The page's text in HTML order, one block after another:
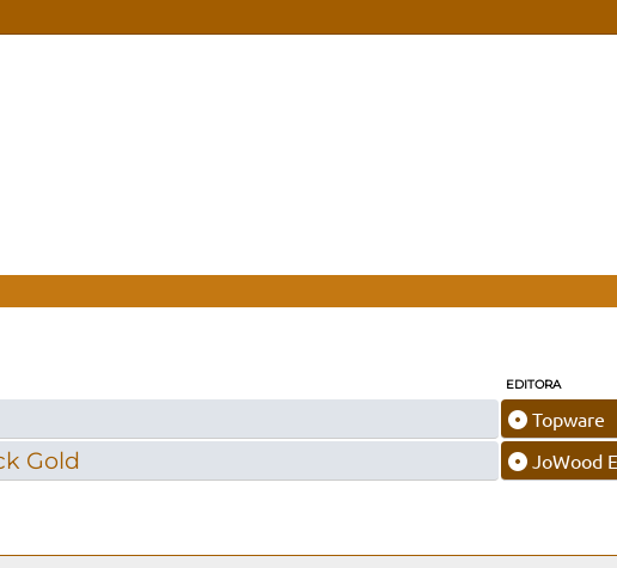
EDITORA
Topware
Gold JoWood